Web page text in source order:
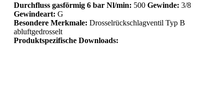
Durchfluss gasförmig 6 bar Nl/min: 500 Gewinde: 3/8
Gewindeart: G
Besondere Merkmale: Drosselrückschlagventil Typ B
abluftgedrosselt
Produktspezifische Downloads: